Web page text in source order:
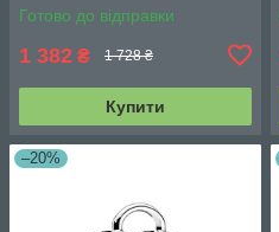
Готово до відправки
1 382 ₴ 1 728 ₴
Купити
–20%